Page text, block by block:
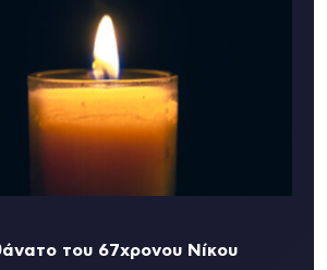
του 67χρονου Νίκου